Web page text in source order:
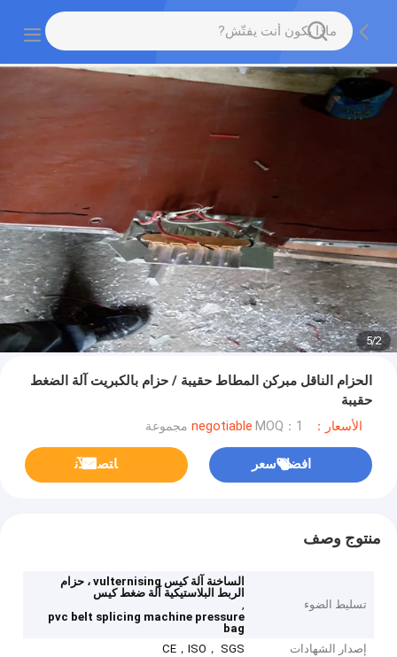
2
/
5
الحزام الناقل مبركن المطاط حقيبة / حزام بالكبريت آلة الضغط
حقيبة
الأسعار：negotiable MOQ：1 مجموعة
افضل سعر ﺎﺘﺼﻟ ﺍﻶﻧ
منتوج وصف
تسليط الضوء
الساخنة آلة كيس vulternising ، حزام
الربط البلاستيكية آلة ضغط كيس
,
pvc belt splicing machine pressure
bag
إصدار الشهادات
CE，ISO， SGS